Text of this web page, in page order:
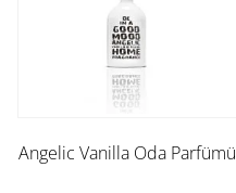
Angelic Vanilla Oda Parfümü